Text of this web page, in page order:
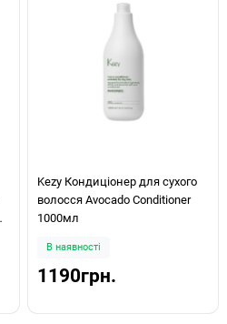
Kezy Кондиціонер для сухого
волосся Avocado Conditioner
1000мл
В наявності
1190грн.